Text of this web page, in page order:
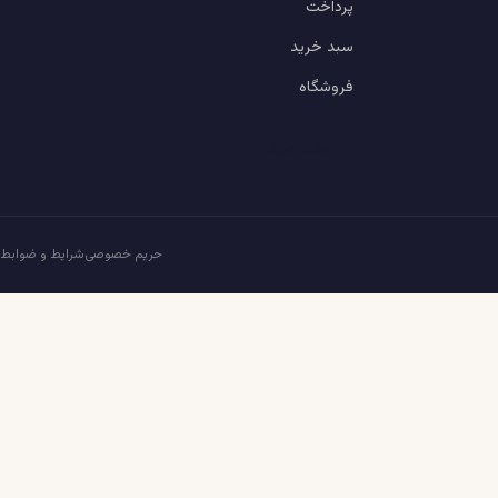
پرداخت
سبد خرید
فروشگاه
حریم خصوصیشرایط و ضوابط